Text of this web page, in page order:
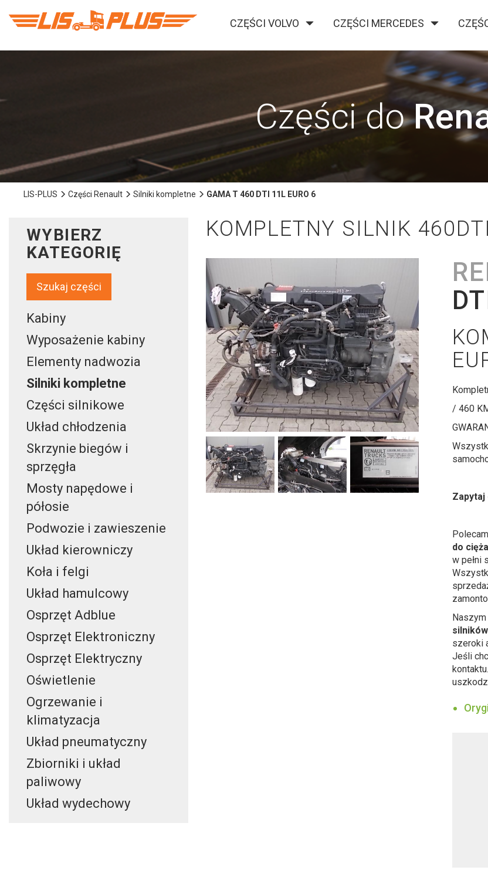
CZĘŚCI VOLVO CZĘŚCI MERCEDES
Części do
LIS-PLUS Części Renault Silniki kompletne GAMA T 460 DTI 11L EURO 6
WYBIERZ
KATEGORIĘ
Szukaj części
Kabiny
Wyposażenie kabiny
Elementy nadwozia
Silniki kompletne
Części silnikowe
Układ chłodzenia
Skrzynie biegów i
sprzęgła
Mosty napędowe i
półosie
Podwozie i zawieszenie
Układ kierowniczy
Koła i felgi
Układ hamulcowy
Osprzęt Adblue
Osprzęt Elektroniczny
Osprzęt Elektryczny
Oświetlenie
Ogrzewanie i
klimatyzacja
Układ pneumatyczny
Zbiorniki i układ
paliwowy
Układ wydechowy
KOMPLETNY SILNIK
/ 460
Zapytaj
do
w pełni
silników
szeroki
Jeśli